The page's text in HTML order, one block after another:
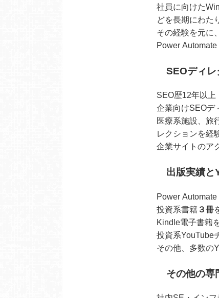
社員に向けた
どを長期にわた
その経験を元に
Power
SEOディレ
SEO歴12年以上
企業向けSEOデ
医療系施設、旅
レクションを経
企業サイトのア
出版実績と
Power
投資系書籍 ３冊
Kindle電子書籍
投資系YouTube
その他、多数の
その他の専